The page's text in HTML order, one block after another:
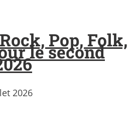
Pop, Folk,
le second
2026